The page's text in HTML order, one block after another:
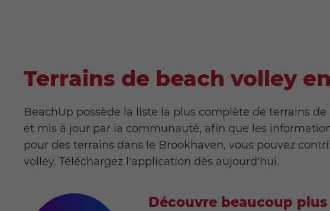
Terrains de beach volley
BeachUp possède la liste la plus complète de terrains
et mis à jour par la communauté, afin que les
pour des terrains dans le Brookhaven, vous pouvez
volley. Téléchargez l'application dès aujourd'hui.
Découvre beaucoup plus